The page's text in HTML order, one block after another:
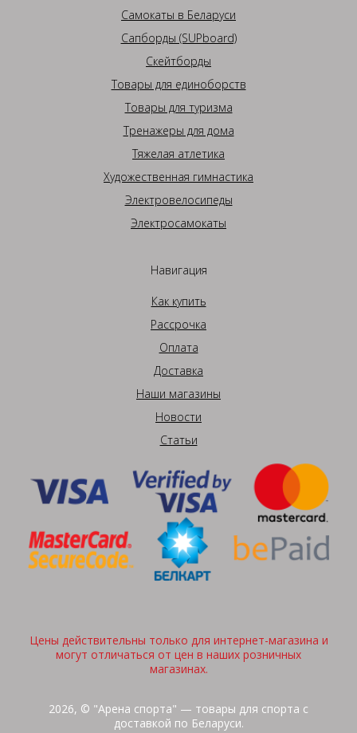
Самокаты в Беларуси
Сапборды (SUPboard)
Скейтборды
Товары для единоборств
Товары для туризма
Тренажеры для дома
Тяжелая атлетика
Художественная гимнастика
Электровелосипеды
Электросамокаты
Навигация
Как купить
Рассрочка
Оплата
Доставка
Наши магазины
Новости
Статьи
Цены действительны только для интернет-магазина и
могут отличаться от цен в наших розничных
магазинах.
2026, © "Арена спорта" — товары для спорта с
доставкой по Беларуси.